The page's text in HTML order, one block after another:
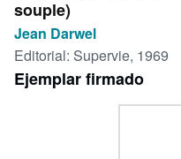
Búsqueda avanzada
Colecciones
Libros antiguos
souple)
Jean Darwel
Editorial: Supervie, 1969
Ejemplar firmado